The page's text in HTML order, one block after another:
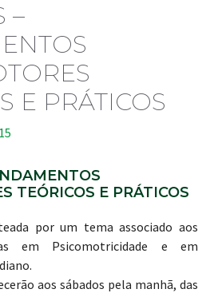
–
E PRÁTICOS
TEÓRICOS E PRÁTICOS
por um tema associado aos
em Psicomotricidade e em
aos sábados pela manhã, das